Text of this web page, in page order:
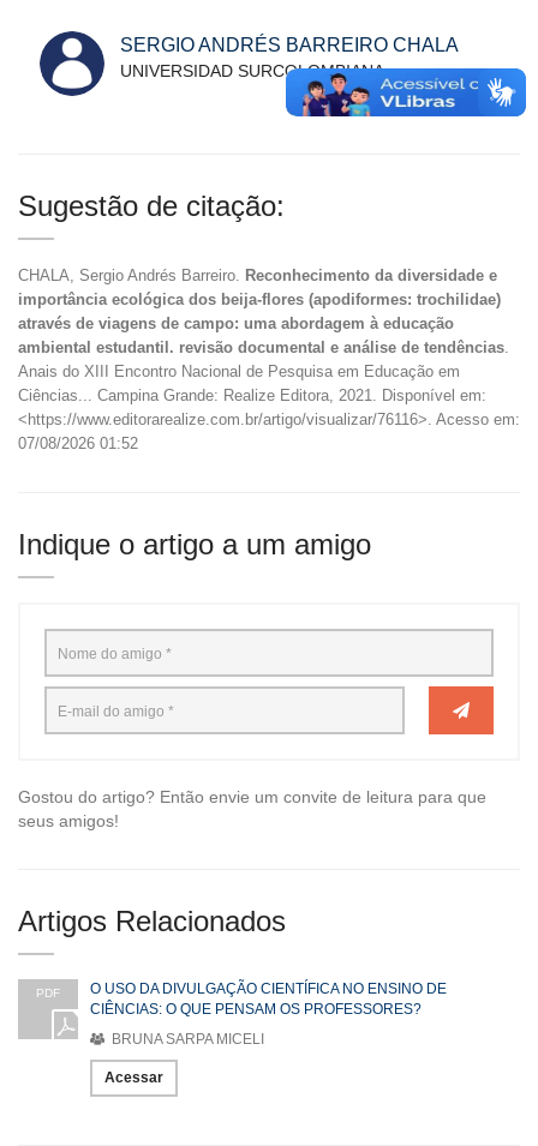
SERGIO ANDRÉS BARREIRO CHALA
UNIVERSIDAD SURCOLOMBIANA
Sugestão de citação:
CHALA, Sergio Andrés Barreiro. Reconhecimento da diversidade e
importância ecológica dos beija-flores (apodiformes: trochilidae)
através de viagens de campo: uma abordagem à educação
ambiental estudantil. revisão documental e análise de tendências.
Anais do XIII Encontro Nacional de Pesquisa em Educação em
Ciências... Campina Grande: Realize Editora, 2021. Disponível em:
<https://www.editorarealize.com.br/artigo/visualizar/76116>. Acesso em:
07/08/2026 01:52
Indique o artigo a um amigo
Gostou do artigo? Então envie um convite de leitura para que
seus amigos!
Artigos Relacionados
PDF
O USO DA DIVULGAÇÃO CIENTÍFICA NO ENSINO DE
CIÊNCIAS: O QUE PENSAM OS PROFESSORES?
BRUNA SARPA MICELI
Acessar